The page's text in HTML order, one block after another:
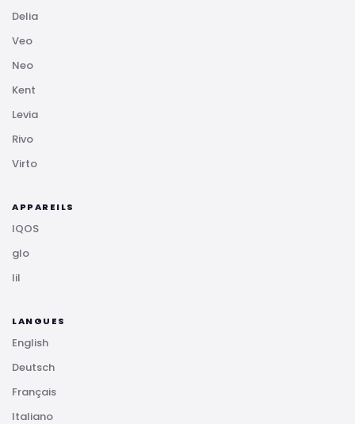
Delia
Veo
Neo
Kent
Levia
Rivo
Virto
APPAREILS
IQOS
glo
lil
LANGUES
English
Deutsch
Français
Italiano